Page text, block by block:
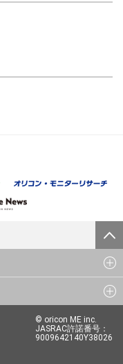
© oricon ME inc.
JASRAC許諾番号：
9009642140Y38026